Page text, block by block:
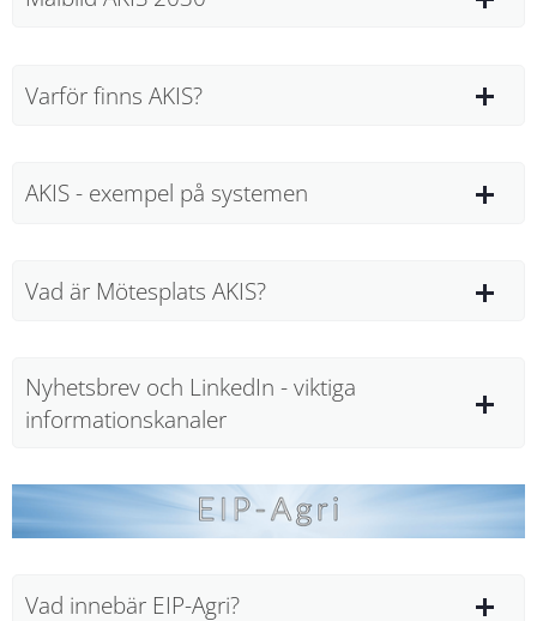
Varför finns AKIS?
AKIS - exempel på systemen
Vad är Mötesplats AKIS?
Nyhetsbrev och LinkedIn - viktiga
informationskanaler
Vad innebär EIP-Agri?